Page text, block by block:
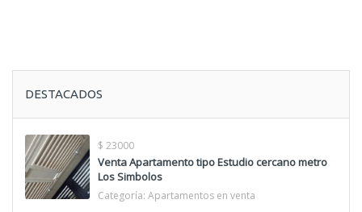
DESTACADOS
$ 23000
Venta Apartamento tipo Estudio cercano metro
Los Simbolos
Categoría: Apartamentos en venta